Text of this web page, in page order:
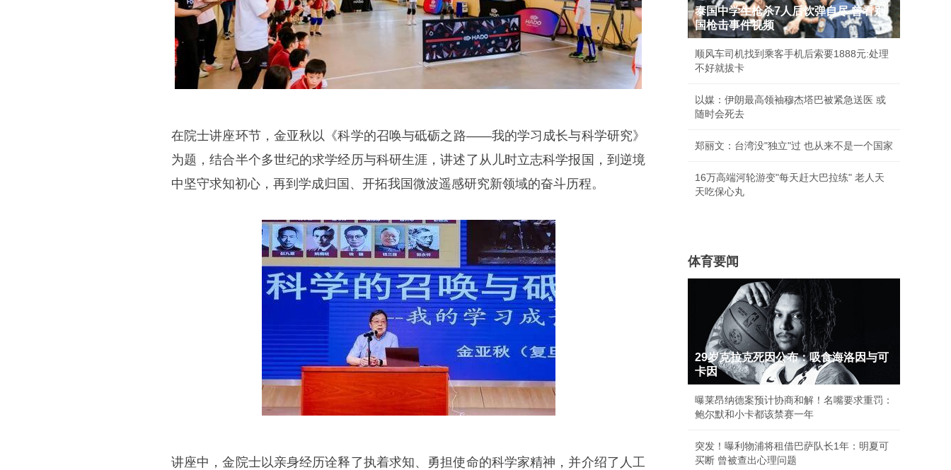
在院士讲座环节，金亚秋以《科学的召唤与砥砺之路——我的学习成长与科学研究》
为题，结合半个多世纪的求学经历与科研生涯，讲述了从儿时立志科学报国，到逆境
中坚守求知初心，再到学成归国、开拓我国微波遥感研究新领域的奋斗历程。
讲座中，金院士以亲身经历诠释了执着求知、勇担使命的科学家精神，并介绍了人工
泰国中学生枪杀7人后饮弹自尽 曾看别
国枪击事件视频
顺风车司机找到乘客手机后索要1888元:处理
不好就拔卡
以媒：伊朗最高领袖穆杰塔巴被紧急送医 或
随时会死去
郑丽文：台湾没"独立"过 也从来不是一个国家
16万高端河轮游变"每天赶大巴拉练" 老人天
天吃保心丸
体育要闻
29岁克拉克死因公布：吸食海洛因与可
卡因
曝莱昂纳德案预计协商和解！名嘴要求重罚：
鲍尔默和小卡都该禁赛一年
突发！曝利物浦将租借巴萨队长1年：明夏可
买断 曾被查出心理问题